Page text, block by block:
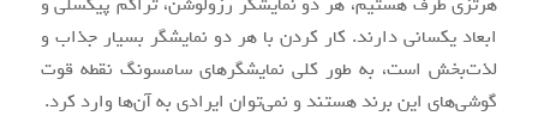
ابعاد یکسانی دارند. کار کردن با هر دو نمایشگر بسیار جذاب و
لذت‌بخش است، به طور کلی نمایشگرهای سامسونگ نقطه قوت
گوشی‌های این برند هستند و نمی‌توان ایرادی به آن‌ها وارد کرد.